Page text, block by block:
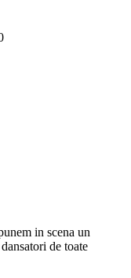
in scena un
de toate